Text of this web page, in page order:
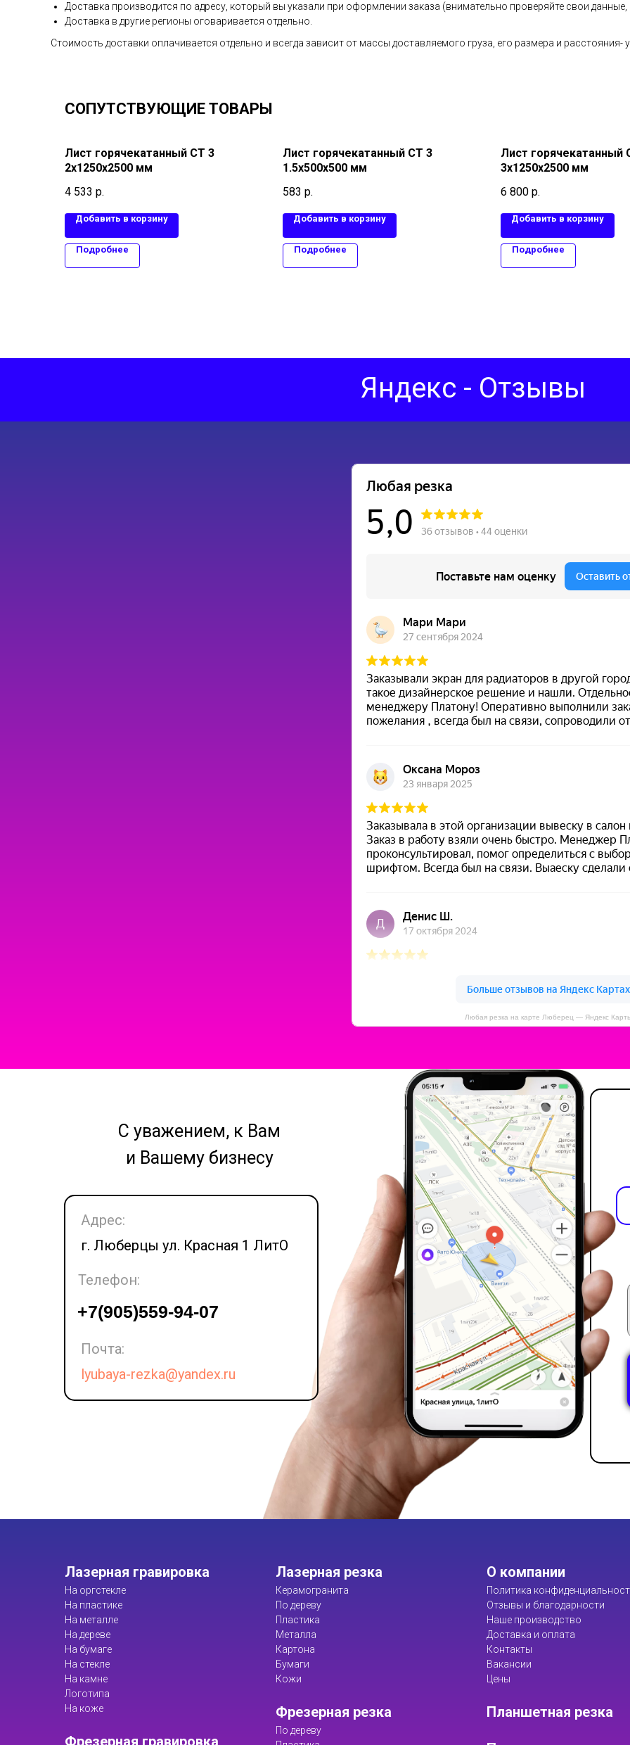
Доставка производится по адресу, который вы указали при оформлении заказа (внимательно проверяйте свои
Доставка в другие регионы оговаривается отдельно.
Стоимость доставки оплачивается отдельно и всегда зависит от массы доставляемого груза, его размера и расстояния-
СОПУТСТВУЮЩИЕ ТОВАРЫ
Лист горячекатанный СТ 3
2х1250х2500 мм
4 533 р.
Добавить в корзину
Подробнее
Лист горячекатанный СТ 3
1.5х500х500 мм
583 р.
Добавить в корзину
Подробнее
Лист горячекатанный
3х1250х2500 мм
6 800 р.
Добавить в корзину
Подробнее
Яндекс - Отзывы
Любая резка на карте Люберец — Яндекс
С уважением, к Вам
и Вашему бизнесу
Адрес:
г. Люберцы ул. Красная 1 ЛитО
Телефон:
Почта:
lyubaya-rezka@yandex.ru
+7(905)559-94-07
Лазерная гравировка
На оргстекле
На пластике
На металле
На дереве
На бумаге
На стекле
На камне
Логотипа
На коже
Лазерная резка
Керамогранита
По дереву
Пластика
Металла
Картона
Бумаги
Кожи
Фрезерная резка
По дереву
О компании
Политика
Отзывы и благодарности
Наше производство
Доставка и оплата
Контакты
Вакансии
Цены
Планшетная резка